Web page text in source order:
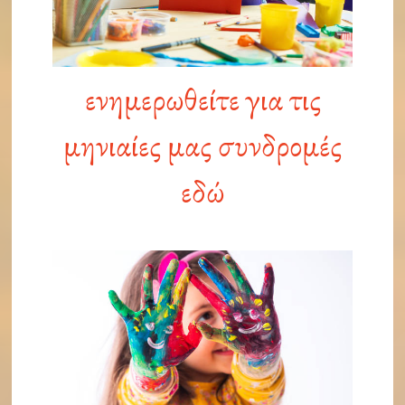
ενημερωθείτε για τις
μηνιαίες μας συνδρομές
εδώ